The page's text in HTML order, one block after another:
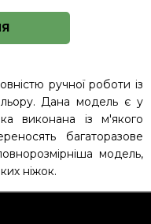
ручної роботи із
Дана модель є у
виконана із м'якого
багаторазове
модель,
ніжок.